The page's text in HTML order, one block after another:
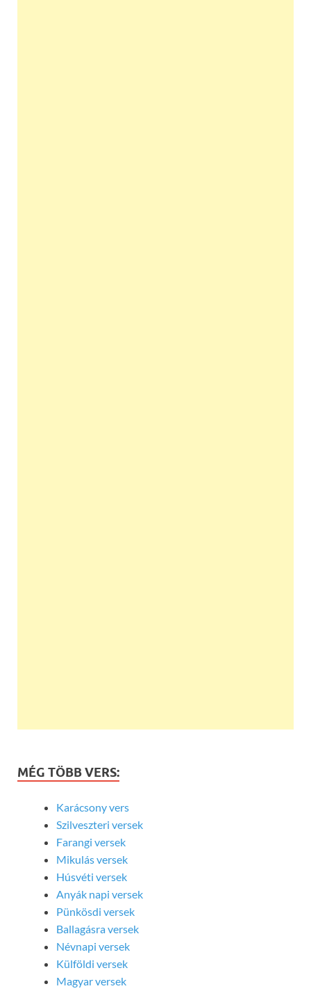
MÉG TÖBB VERS:
Karácsony vers
Szilveszteri versek
Farangi versek
Mikulás versek
Húsvéti versek
Anyák napi versek
Pünkösdi versek
Ballagásra versek
Névnapi versek
Külföldi versek
Magyar versek